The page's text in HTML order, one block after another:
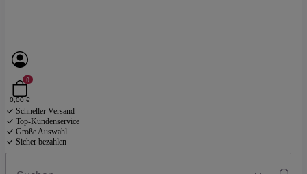
0
0,00 €
Schneller Versand
Top-Kundenservice
Große Auswahl
Sicher bezahlen